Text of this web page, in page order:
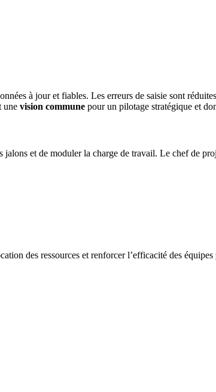
à jour et fiables. Les erreurs de saisie sont
une vision commune pour un pilotage stratégique et
et de moduler la charge de travail. Le chef de
des ressources et renforcer l’efficacité des